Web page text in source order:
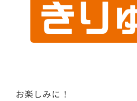
お楽しみに！